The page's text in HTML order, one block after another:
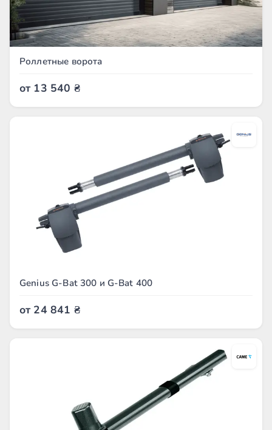
Роллетные ворота
от 13 540 ₴
Genius G-Bat 300 и G-Bat 400
от 24 841 ₴